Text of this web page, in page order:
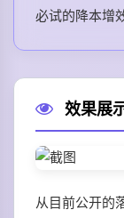
必试的降本增
效果展
从目前公开的